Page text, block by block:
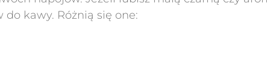
kawy. Różnią się one: